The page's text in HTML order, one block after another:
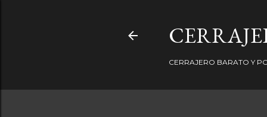
CERRAJERO BARATO Y